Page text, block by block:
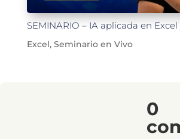
SEMINARIO – IA aplicada en
Excel, Seminario en Vivo
0